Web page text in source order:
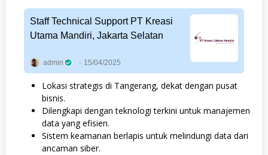
Staff Technical Support PT Kreasi
Utama Mandiri, Jakarta Selatan
admin 15/04/2025
Lokasi strategis di Tangerang, dekat dengan pusat
bisnis.
Dilengkapi dengan teknologi terkini untuk manajemen
data yang efisien.
Sistem keamanan berlapis untuk melindungi data dari
ancaman siber.